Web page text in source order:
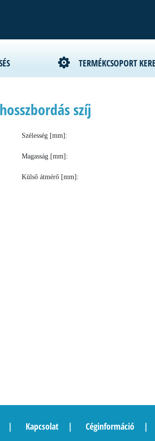
TERMÉKCSOPORT
szíj
Szélesség [mm]:
Magasság [mm]:
Külső átmérő [mm]:
Kapcsolat Céginformáció